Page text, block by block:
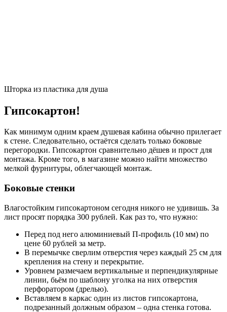
Шторка из пластика для душа
Гипсокартон!
Как минимум одним краем душевая кабина обычно прилегает
к стене. Следовательно, остаётся сделать только боковые
перегородки. Гипсокартон сравнительно дёшев и прост для
монтажа. Кроме того, в магазине можно найти множество
мелкой фурнитуры, облегчающей монтаж.
Боковые стенки
Влагостойким гипсокартоном сегодня никого не удивишь. За
лист просят порядка 300 рублей. Как раз то, что нужно:
Перед под него алюминиевый П-профиль (10 мм) по
цене 60 рублей за метр.
В перемычке сверлим отверстия через каждый 25 см для
крепления на стену и перекрытие.
Уровнем размечаем вертикальные и перпендикулярные
линии, бьём по шаблону уголка на них отверстия
перфоратором (дрелью).
Вставляем в каркас один из листов гипсокартона,
подрезанный должным образом – одна стенка готова.